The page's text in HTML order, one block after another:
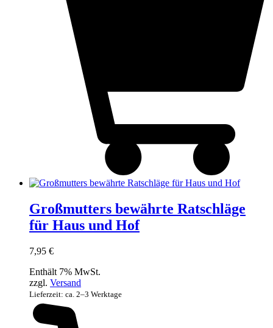
Großmutters bewährte Ratschläge
für Haus und Hof
7,95 €
Enthält 7% MwSt.
zzgl. Versand
Lieferzeit: ca. 2–3 Werktage